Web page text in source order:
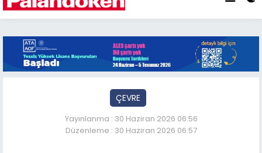
ÇEVRE
Yayınlanma : 30 Haziran 2026 06:56
Düzenleme : 30 Haziran 2026 06:57